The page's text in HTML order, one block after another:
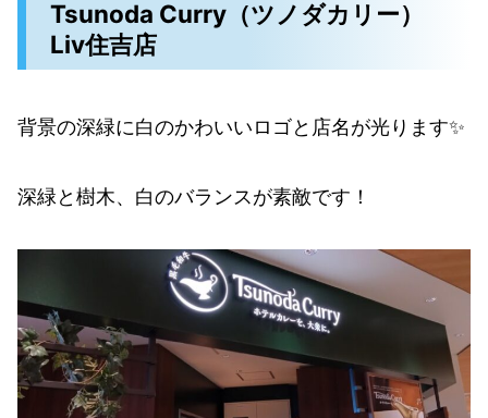
Tsunoda Curry（ツノダカリー）
Liv住吉店
背景の深緑に白のかわいいロゴと店名が光ります✨
深緑と樹木、白のバランスが素敵です！